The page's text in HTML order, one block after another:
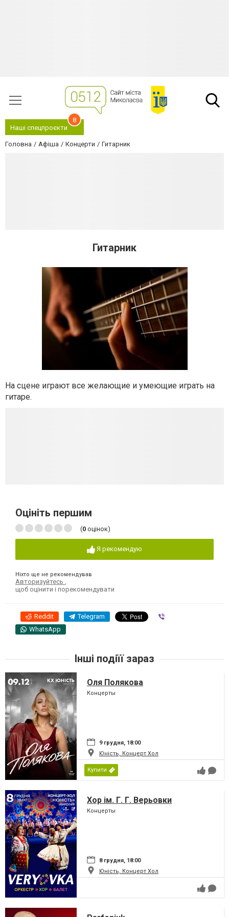
Наші спецпроєкти
8
Головна Афіша Концерти Гитарник
Гитарник
На сцене играют все желающие и умеющие играть на
гитаре.
Оцініть першим
(0 оцінок)
Я рекомендую
Ніхто ще не рекомендував
Авторизуйтесь
щоб оцінити і порекомендувати
Reddit Telegram
WhatsApp
Інші подіїї зараз
Оля Полякова
Концерты
9 грудня, 18:00
Юність, Концерт Хол
Купити
Хор ім. Г. Г. Верьовки
Концерты
8 грудня, 18:00
Юність, Концерт Хол